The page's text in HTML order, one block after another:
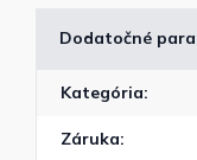
Dodatočné
Kategória:
Záruka: